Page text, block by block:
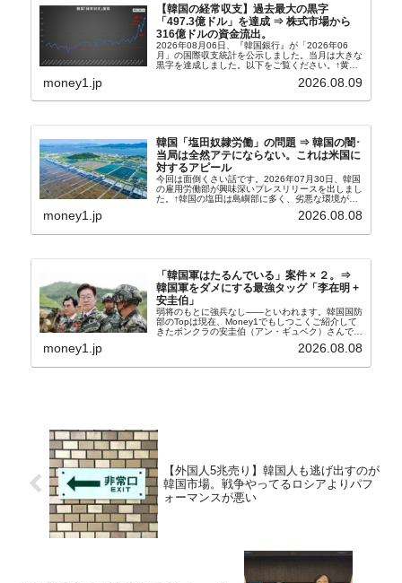
【韓国の経常収支】過去最大の黒字
「497.3億ドル」を達成 ⇒ 株式市場から
316億ドルの資金流出。
2026年08月06日、『韓国銀行』が「2026年06
月」の国際収支統計を公示しました。当月は大きな
黒字を達成しました。以下をご覧ください。↑黄色
の経常収支です。2026年06月貿易収支：4...
money1.jp 2026.08.09
韓国「塩田奴隷労働」の問題 ⇒ 韓国の闇･
当局は全然アテにならない。これは米国に
対するアピール
今回は面倒くさい話です。2026年07月30日、韓国
の雇用労働部が興味深いプレスリリースを出しまし
た。↑韓国の塩田は島嶼部に多く、劣悪な環境が一
たといわれます（後述）。これは、いわゆる「塩田
money1.jp 2026.08.08
「韓国軍はたるんでいる」案件 × ２。⇒
韓国軍をダメにする最強タッグ「李在明 +
安圭伯」
弱将のもとに強兵なし――といわれます。韓国国防
部のTopは現在、Money1でもしつこくご紹介して
きたボンクラの安圭伯（アン・ギュベク）さんで
さんと「韓国初の文官上がり」の国防部長官安圭伯
money1.jp 2026.08.08
【外国人5兆売り】韓国人も逃げ出すのが
韓国市場。戦争やってるロシアよりパフ
ォーマンスが悪い